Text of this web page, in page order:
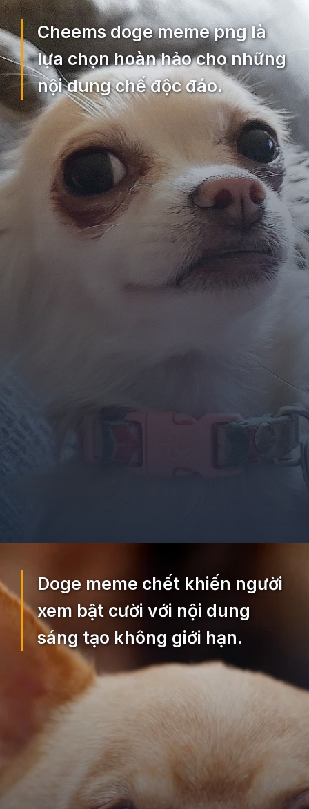
Đang mởhttps://ocopaz.vn/doge-meme-552
Cheems doge meme png là
lựa chọn hoàn hảo cho những
nội dung chế độc đáo.
Doge meme chết khiến người
xem bật cười với nội dung
sáng tạo không giới hạn.